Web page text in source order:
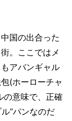
国の出合った
。ここではメ
アバンギャル
(ホーローチャ
の意味で、正確
”パンなのだ